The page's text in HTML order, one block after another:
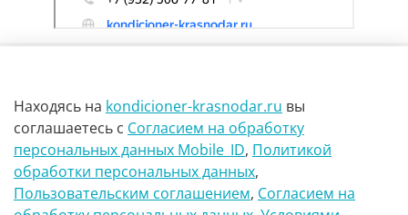
г Краснодар Ул Петра метальникова 23
Находясь на kondicioner-krasnodar.ru вы
соглашаетесь с Согласием на обработку
персональных данных Mobile_ID, Политикой
обработки персональных данных,
Пользовательским соглашением, Согласием на